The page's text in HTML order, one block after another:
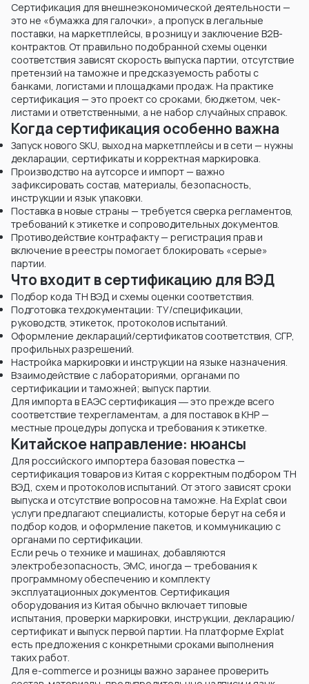
Сертификация для внешнеэкономической деятельности —
это не «бумажка для галочки», а пропуск в легальные
поставки, на маркетплейсы, в розницу и заключение B2B-
контрактов. От правильно подобранной схемы оценки
соответствия зависят скорость выпуска партии, отсутствие
претензий на таможне и предсказуемость работы с
банками, логистами и площадками продаж. На практике
сертификация — это проект со сроками, бюджетом, чек-
листами и ответственными, а не набор случайных справок.
Когда сертификация особенно важна
Запуск нового SKU, выход на маркетплейсы и в сети — нужны
декларации, сертификаты и корректная маркировка.
Производство на аутсорсе и импорт — важно
зафиксировать состав, материалы, безопасность,
инструкции и язык упаковки.
Поставка в новые страны — требуется сверка регламентов,
требований к этикетке и сопроводительных документов.
Противодействие контрафакту — регистрация прав и
включение в реестры помогает блокировать «серые»
партии.
Что входит в сертификацию для ВЭД
Подбор кода ТН ВЭД и схемы оценки соответствия.
Подготовка техдокументации: ТУ/спецификации,
руководств, этикеток, протоколов испытаний.
Оформление деклараций/сертификатов соответствия, СГР,
профильных разрешений.
Настройка маркировки и инструкции на языке назначения.
Взаимодействие с лабораториями, органами по
сертификации и таможней; выпуск партии.
Для импорта в ЕАЭС сертификация ― это прежде всего
соответствие техрегламентам, а для поставок в КНР —
местные процедуры допуска и требования к этикетке.
Китайское направление: нюансы
Для российского импортера базовая повестка —
сертификация товаров из Китая с корректным подбором ТН
ВЭД, схем и протоколов испытаний. От этого зависят сроки
выпуска и отсутствие вопросов на таможне. На Explat свои
услуги предлагают специалисты, которые берут на себя и
подбор кодов, и оформление пакетов, и коммуникацию с
органами по сертификации.
Если речь о технике и машинах, добавляются
электробезопасность, ЭМС, иногда — требования к
программному обеспечению и комплекту
эксплуатационных документов. Сертификация
оборудования из Китая обычно включает типовые
испытания, проверки маркировки, инструкции, декларацию/
сертификат и выпуск первой партии. На платформе Explat
есть предложения с конкретными сроками выполнения
таких работ.
Для e-commerce и розницы важно заранее проверить